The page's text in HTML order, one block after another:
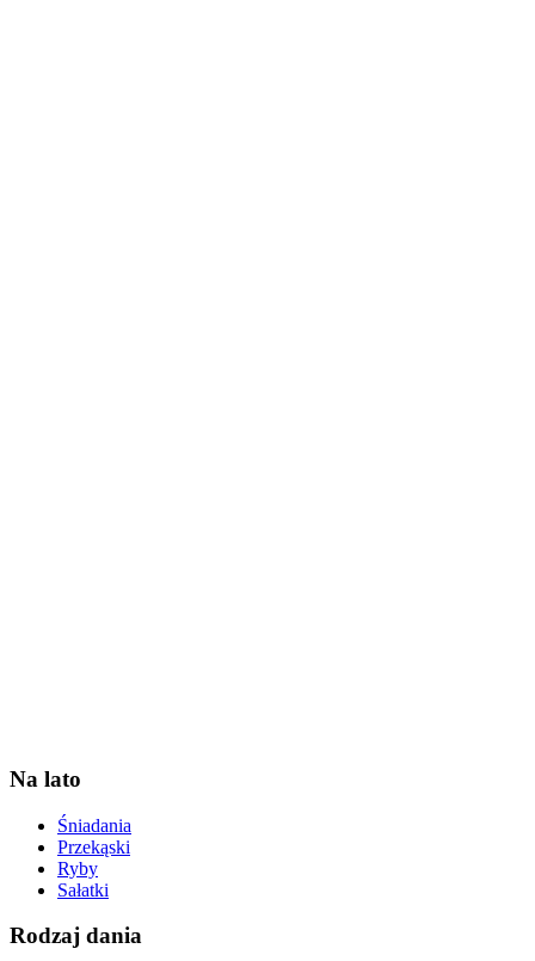
Na lato
Śniadania
Przekąski
Ryby
Sałatki
Rodzaj dania